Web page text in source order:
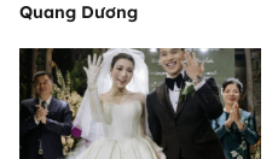
Quang Dương